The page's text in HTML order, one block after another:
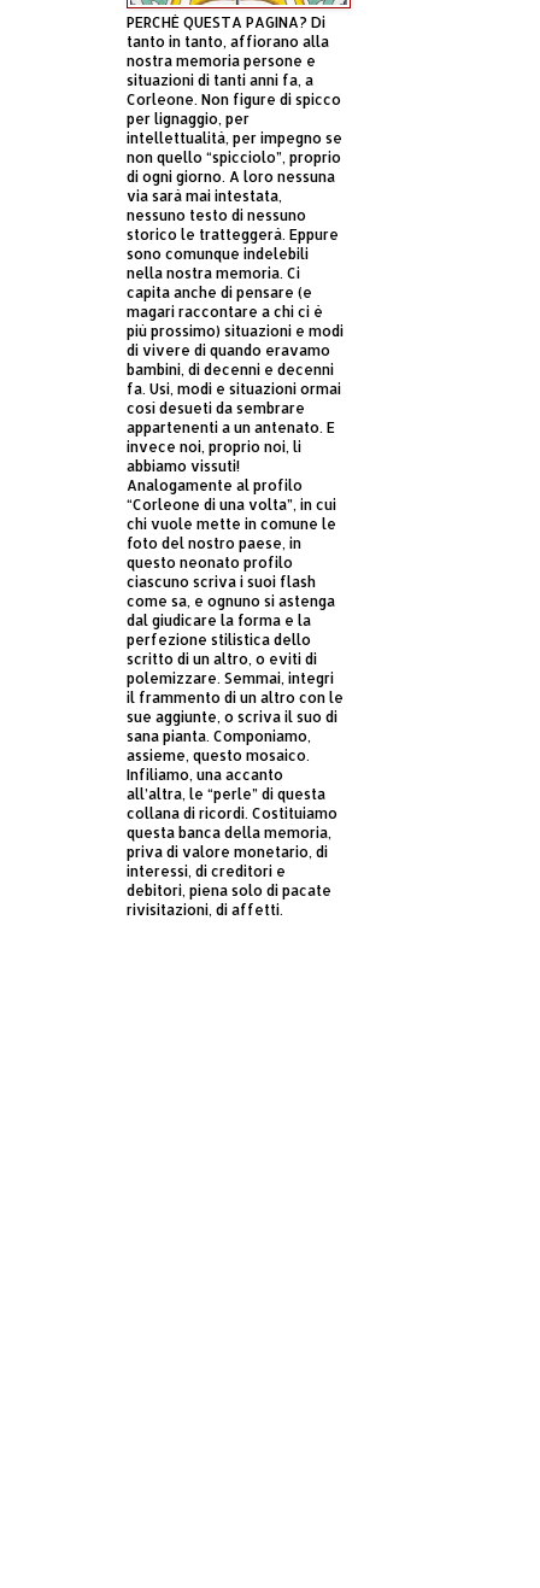
PERCHÈ QUESTA PAGINA? Di
tanto in tanto, affiorano alla
nostra memoria persone e
situazioni di tanti anni fa, a
Corleone. Non figure di spicco
per lignaggio, per
intellettualità, per impegno se
non quello “spicciolo”, proprio
di ogni giorno. A loro nessuna
via sarà mai intestata,
nessuno testo di nessuno
storico le tratteggerà. Eppure
sono comunque indelebili
nella nostra memoria. Ci
capita anche di pensare (e
magari raccontare a chi ci è
più prossimo) situazioni e modi
di vivere di quando eravamo
bambini, di decenni e decenni
fa. Usi, modi e situazioni ormai
così desueti da sembrare
appartenenti a un antenato. E
invece noi, proprio noi, li
abbiamo vissuti!
Analogamente al profilo
“Corleone di una volta”, in cui
chi vuole mette in comune le
foto del nostro paese, in
questo neonato profilo
ciascuno scriva i suoi flash
come sa, e ognuno si astenga
dal giudicare la forma e la
perfezione stilistica dello
scritto di un altro, o eviti di
polemizzare. Semmai, integri
il frammento di un altro con le
sue aggiunte, o scriva il suo di
sana pianta. Componiamo,
assieme, questo mosaico.
Infiliamo, una accanto
all’altra, le “perle” di questa
collana di ricordi. Costituiamo
questa banca della memoria,
priva di valore monetario, di
interessi, di creditori e
debitori, piena solo di pacate
rivisitazioni, di affetti.